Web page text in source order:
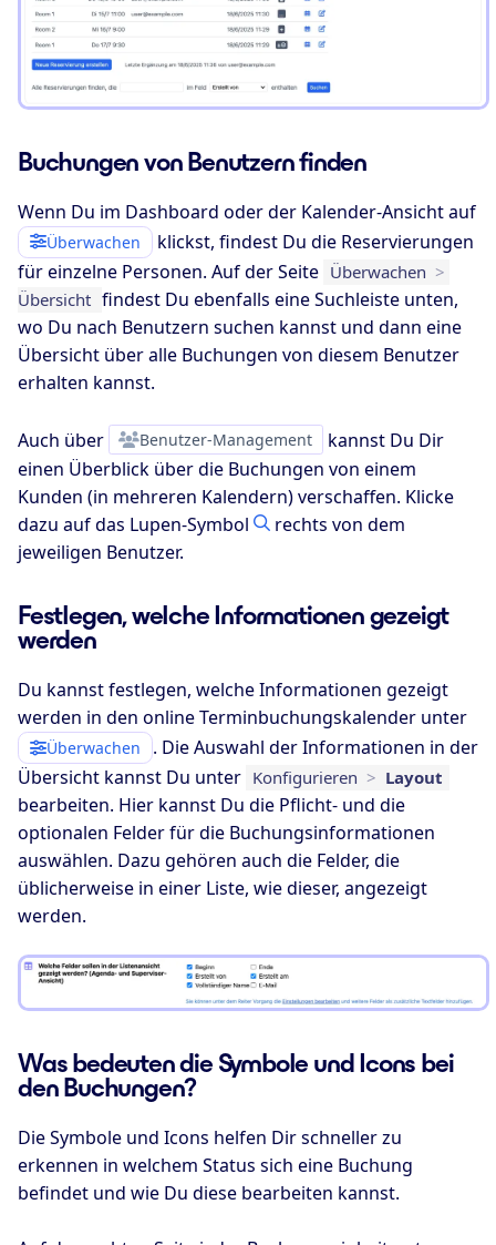
Buchungen von Benutzern finden
Wenn Du im Dashboard oder der Kalender-Ansicht auf
Überwachen
klickst, findest Du die Reservierungen
für einzelne Personen. Auf der Seite Überwachen >
Übersicht findest Du ebenfalls eine Suchleiste unten,
wo Du nach Benutzern suchen kannst und dann eine
Übersicht über alle Buchungen von diesem Benutzer
erhalten kannst.
Auch über Benutzer-Management
kannst Du Dir
einen Überblick über die Buchungen von einem
Kunden (in mehreren Kalendern) verschaffen. Klicke
dazu auf das Lupen-Symbol
rechts von dem
jeweiligen Benutzer.
Festlegen, welche Informationen gezeigt
werden
Du kannst festlegen, welche Informationen gezeigt
werden in den online Terminbuchungskalender unter
Überwachen
. Die Auswahl der Informationen in der
Übersicht kannst Du unter Konfigurieren > Layout
bearbeiten. Hier kannst Du die Pflicht- und die
optionalen Felder für die Buchungsinformationen
auswählen. Dazu gehören auch die Felder, die
üblicherweise in einer Liste, wie dieser, angezeigt
werden.
Was bedeuten die Symbole und Icons bei
den Buchungen?
Die Symbole und Icons helfen Dir schneller zu
erkennen in welchem Status sich eine Buchung
befindet und wie Du diese bearbeiten kannst.